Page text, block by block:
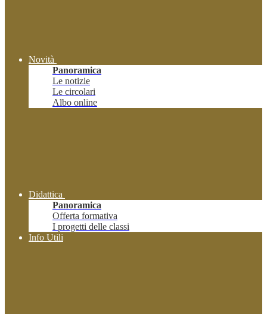
Novità
Panoramica
Le notizie
Le circolari
Albo online
Didattica
Panoramica
Offerta formativa
I progetti delle classi
Info Utili